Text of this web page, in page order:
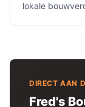
lokale
DIRECT AAN
Fred's